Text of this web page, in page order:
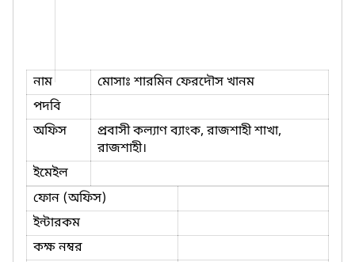
নাম
মোসাঃ শারমিন ফেরদৌস খানম
পদবি
অফিস
প্রবাসী কল্যাণ ব্যাংক, রাজশাহী শাখা,
রাজশাহী।
ইমেইল
ফোন (অফিস)
ইন্টারকম
কক্ষ নম্বর